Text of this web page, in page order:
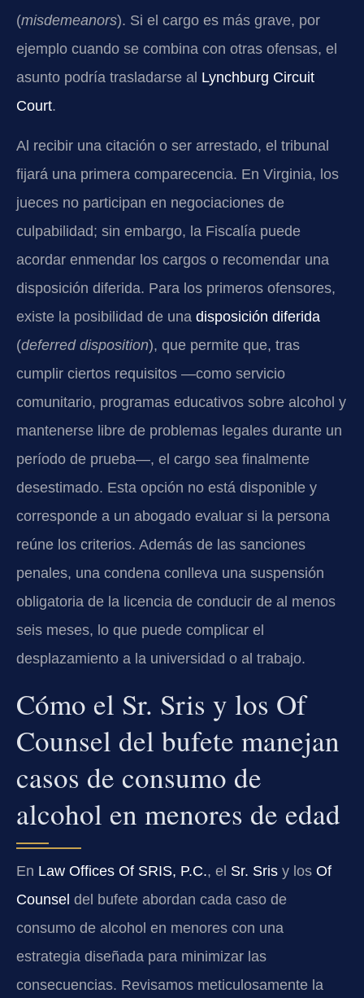
(misdemeanors). Si el cargo es más grave, por
ejemplo cuando se combina con otras ofensas, el
asunto podría trasladarse al Lynchburg Circuit
Court.
Al recibir una citación o ser arrestado, el tribunal
fijará una primera comparecencia. En Virginia, los
jueces no participan en negociaciones de
culpabilidad; sin embargo, la Fiscalía puede
acordar enmendar los cargos o recomendar una
disposición diferida. Para los primeros ofensores,
existe la posibilidad de una disposición diferida
(deferred disposition), que permite que, tras
cumplir ciertos requisitos —como servicio
comunitario, programas educativos sobre alcohol y
mantenerse libre de problemas legales durante un
período de prueba—, el cargo sea finalmente
desestimado. Esta opción no está disponible y
corresponde a un abogado evaluar si la persona
reúne los criterios. Además de las sanciones
penales, una condena conlleva una suspensión
obligatoria de la licencia de conducir de al menos
seis meses, lo que puede complicar el
desplazamiento a la universidad o al trabajo.
Cómo el Sr. Sris y los Of
Counsel del bufete manejan
casos de consumo de
alcohol en menores de edad
En Law Offices Of SRIS, P.C., el Sr. Sris y los Of
Counsel del bufete abordan cada caso de
consumo de alcohol en menores con una
estrategia diseñada para minimizar las
consecuencias. Revisamos meticulosamente la